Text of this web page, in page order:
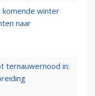
komende winter
naar
ternauwernood in: